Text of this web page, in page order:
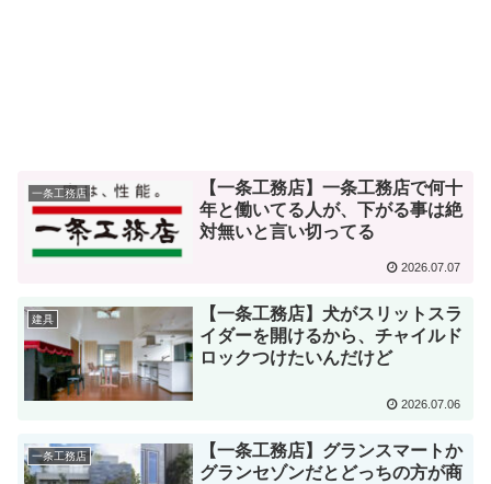
一条工務店
【一条工務店】一条工務店で何十
年と働いてる人が、下がる事は絶
対無いと言い切ってる
2026.07.07
建具
【一条工務店】犬がスリットスラ
イダーを開けるから、チャイルド
ロックつけたいんだけど
2026.07.06
一条工務店
【一条工務店】グランスマートか
グランセゾンだとどっちの方が商